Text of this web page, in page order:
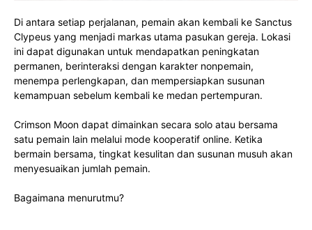
Di antara setiap perjalanan, pemain akan kembali ke Sanctus
Clypeus yang menjadi markas utama pasukan gereja. Lokasi
ini dapat digunakan untuk mendapatkan peningkatan
permanen, berinteraksi dengan karakter nonpemain,
menempa perlengkapan, dan mempersiapkan susunan
kemampuan sebelum kembali ke medan pertempuran.
Crimson Moon dapat dimainkan secara solo atau bersama
satu pemain lain melalui mode kooperatif online. Ketika
bermain bersama, tingkat kesulitan dan susunan musuh akan
menyesuaikan jumlah pemain.
Bagaimana menurutmu?